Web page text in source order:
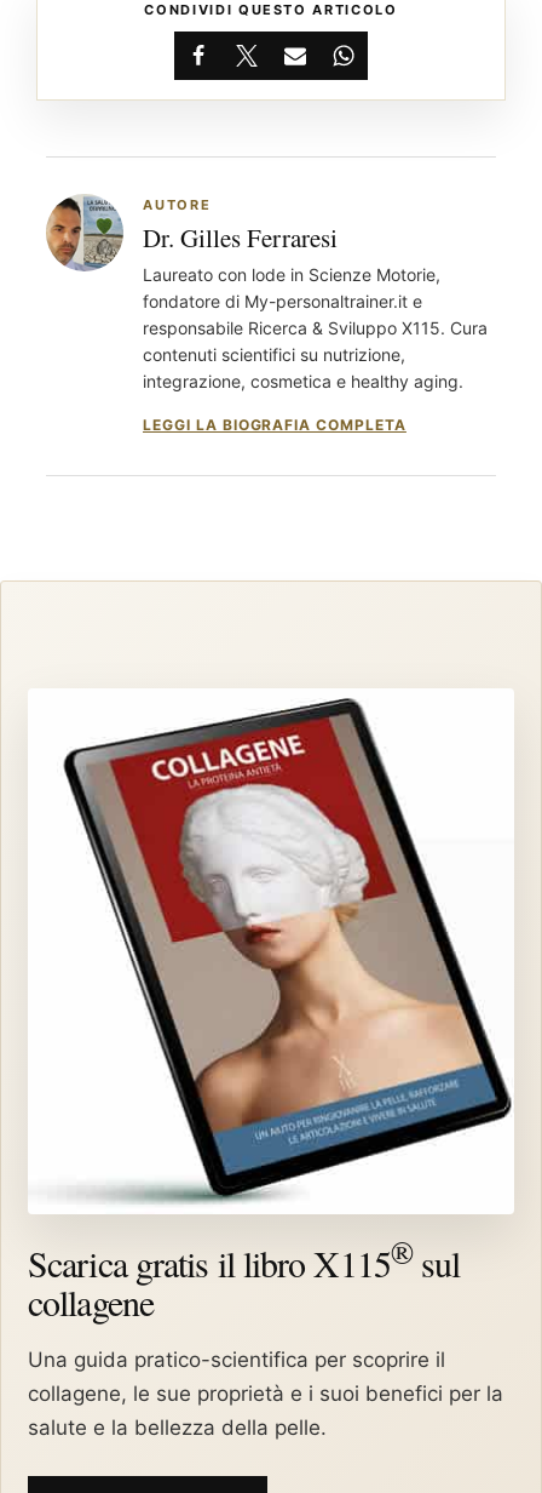
CONDIVIDI QUESTO ARTICOLO
Facebook
X EmailWhatsApp
AUTORE
Dr. Gilles Ferraresi
Laureato con lode in Scienze Motorie,
fondatore di My-personaltrainer.it e
responsabile Ricerca & Sviluppo X115. Cura
contenuti scientifici su nutrizione,
integrazione, cosmetica e healthy aging.
LEGGI LA BIOGRAFIA COMPLETA
Scarica gratis il libro X115®sul
collagene
Una guida pratico-scientifica per scoprire il
collagene, le sue proprietà e i suoi benefici per la
salute e la bellezza della pelle.